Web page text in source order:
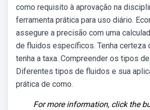
como requisito à aprovação na
ferramenta prática para uso diário.
assegure a precisão com uma
de fluidos específicos. Tenha certeza
tenha a taxa. Compreender os tipos
Diferentes tipos de fluidos e sua
prática de como.
For more information, click the